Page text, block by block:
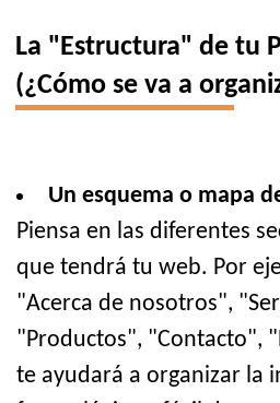
La "Estructura" de tu
(¿Cómo se va a
Un esquema o mapa
Piensa en las diferentes
que tendrá tu web. Por
"Acerca de nosotros",
"Productos", "Contacto",
te ayudará a organizar la